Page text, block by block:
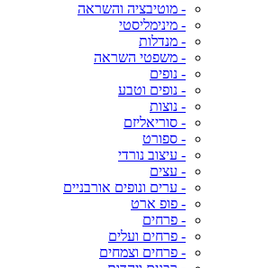
- מוטיבציה והשראה
- מינימליסטי
- מנדלות
- משפטי השראה
- נופים
- נופים וטבע
- נוצות
- סוריאליזם
- ספורט
- עיצוב נורדי
- עצים
- ערים ונופים אורבניים
- פופ ארט
- פרחים
- פרחים ועלים
- פרחים וצמחים